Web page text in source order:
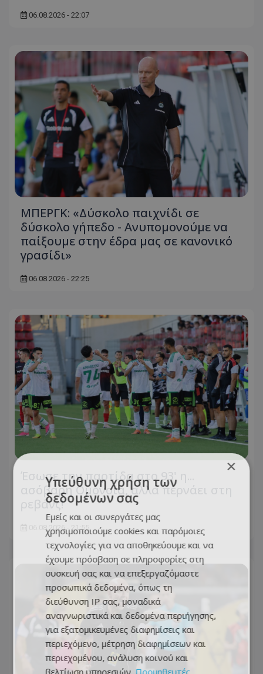
06.08.2026 - 22:07
ΜΠΕΡΓΚ: «Δύσκολο παιχνίδι σε
δύσκολο γήπεδο - Ανυπομονούμε να
παίξουμε στην έδρα μας σε κανονικό
γρασίδι»
06.08.2026 - 22:25
Έσωσε την παρτίδα στο 93' η...
ασόβαρη Ομόνοια, αλλά περνάει στη
ρεβάνς!
06.08.2026 - 21:55
×
Υπεύθυνη χρήση των
δεδομένων σας
Εμείς και οι συνεργάτες μας
χρησιμοποιούμε cookies και παρόμοιες
τεχνολογίες για να αποθηκεύουμε και να
έχουμε πρόσβαση σε πληροφορίες στη
συσκευή σας και να επεξεργαζόμαστε
προσωπικά δεδομένα, όπως τη
διεύθυνση IP σας, μοναδικά
αναγνωριστικά και δεδομένα περιήγησης,
για εξατομικευμένες διαφημίσεις και
περιεχόμενο, μέτρηση διαφημίσεων και
περιεχομένου, ανάλυση κοινού και
βελτίωση υπηρεσιών. Προμηθευτές